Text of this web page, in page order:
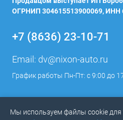
Мы используем файлы cookie для
ОГРНИП 304615513900069, ИНН
+7 (8636) 23-10-71
Email: dv@nixon-auto.ru
График работы Пн-Пт: с 9:00 до